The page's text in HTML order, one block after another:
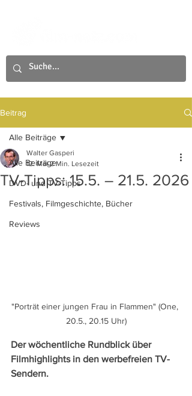
Beitrag
Alle Beiträge
DVD- und TV-Tipps
Festivals, Filmgeschichte, Bücher
Reviews
Alle Beiträge
TV-Tipps: 15.5. – 21.5. 2026
Walter Gasperi
12. Mai 2 Min. Lesezeit
"Porträt einer jungen Frau in Flammen" (One,
20.5., 20.15 Uhr)
Der wöchentliche Rundblick über
Filmhighlights in den werbefreien TV-
Sendern.